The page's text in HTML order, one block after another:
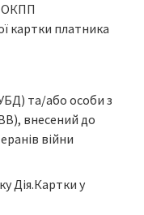
картки платника
та/або особи з
внесений до
війни
Дія.Картки у